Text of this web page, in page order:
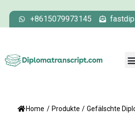
+8615079973145
Home / Produkte / Gefälschte